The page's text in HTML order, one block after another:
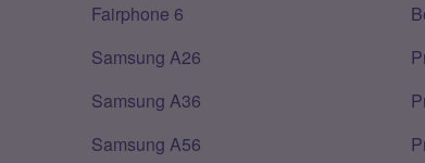
Fairphone 6
Samsung A26
Samsung A36
Samsung A56